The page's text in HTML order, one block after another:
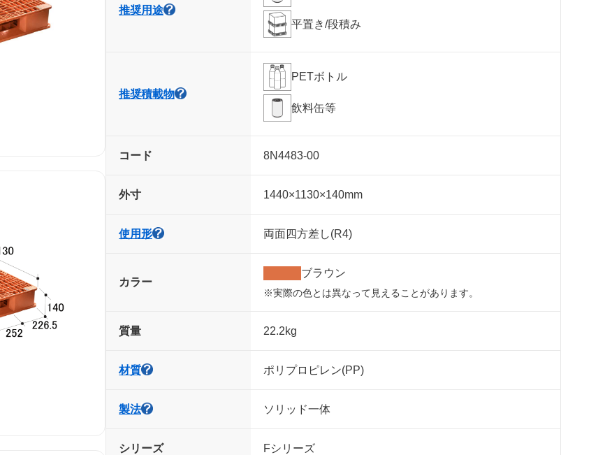
推奨用途
平置き/段積み
推奨積載物
PETボトル
飲料缶等
コード 8N4483-00
外寸 1440×1130×140mm
使用形 両面四方差し(R4)
カラー
ブラウン
※実際の色とは異なって見えることがあります。
質量 22.2kg
材質 ポリプロピレン(PP)
製法 ソリッド一体
シリーズ Fシリーズ